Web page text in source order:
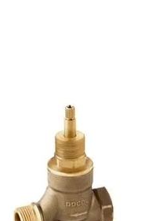
COMPRAR AGORA